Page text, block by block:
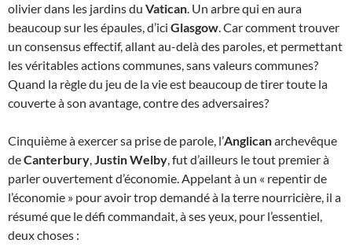
olivier dans les jardins du Vatican. Un arbre qui en aura
beaucoup sur les épaules, d’ici Glasgow. Car comment trouver
un consensus effectif, allant au-delà des paroles, et permettant
les véritables actions communes, sans valeurs communes?
Quand la règle du jeu de la vie est beaucoup de tirer toute la
couverte à son avantage, contre des adversaires?
Cinquième à exercer sa prise de parole, l’Anglicanarchevêque
deCanterbury,Justin Welby, fut d’ailleurs le tout premier à
parler ouvertement d’économie. Appelant à un « repentir de
l’économie » pour avoir trop demandé à la terre nourricière, il a
résumé que le défi commandait, à ses yeux, pour l’essentiel,
deux choses :